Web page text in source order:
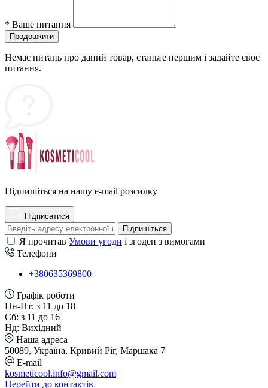
* Ваше питання
Продовжити
Немає питань про даний товар, станьте першим і задайте своє
питання.
Підпишіться на нашу e-mail розсилку
Підписатися
Підпишіться
Я прочитав Умови угоди і згоден з вимогами
Телефони
+380635369800
Графік роботи
Пн-Пт: з 11 до 18
Сб: з 11 до 16
Нд: Вихідний
Наша адреса
50089, Україна, Кривий Ріг, Маршака 7
E-mail
kosmeticool.info@gmail.com
Перейти до контактів